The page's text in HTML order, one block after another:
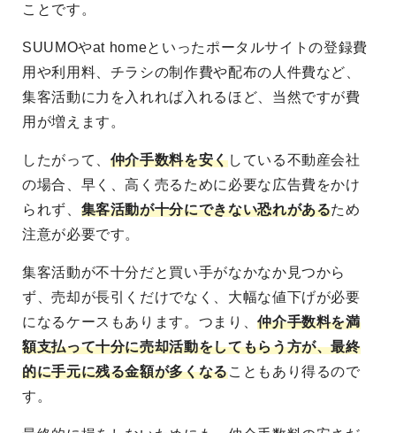
ことです。
SUUMOやat homeといったポータルサイトの登録費
用や利用料、チラシの制作費や配布の人件費など、
集客活動に力を入れれば入れるほど、当然ですが費
用が増えます。
したがって、 仲介手数料を安くしている不動産会社
の場合、早く、高く売るために必要な広告費をかけ
られず、 集客活動が十分にできない恐れがあるため
注意が必要です。
集客活動が不十分だと買い手がなかなか見つから
ず、売却が長引くだけでなく、大幅な値下げが必要
になるケースもあります。つまり、仲介手数料を満
額支払って十分に売却活動をしてもらう方が、最終
的に手元に残る金額が多くなることもあり得るので
す。